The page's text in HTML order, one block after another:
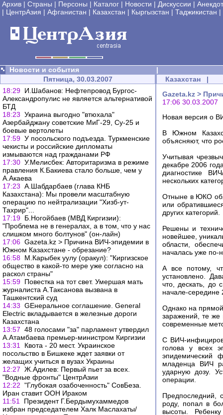
Архив | Страны | Персоны | Каталог | Новости | Дискуссии |
| ЦентрАзия | Афганистан | Казахстан | Кыргызстан | Таджикистан |
Новости и события
|
Пятница, 30.03.2007
18:29 И.Шабанов: Нефтепровод Бургос-
Александропулис не является альтернативой
БТД
18:23 Украина выгодно "втюхала"
Азербайджану советские МиГ-29, Су-25 и
боевые вертолеты
17:59 У посольского подъезда. Туркменские
чекисты и российские дипломаты
измываются над гражданами РФ
17:30 У.Мелисбек: Авторитаризма в режиме
правления К.Бакиева стало больше, чем у
А.Акаева
17:23 А.Шабдарбаев (глава КНБ
Казахстана): Мы провели масштабную
операцию по нейтрализации "Хизб-ут-
Тахрир"...
17:19 Б.Ногойбаев (МВД Киргизии):
"Проблема не в генералах, а в том, что у нас
слишком много болтунов" (он-лайн)
17:06 Gazeta.kz > Причина ВИЧ-эпидемии в
Южном Казахстане - обрезание?
16:58 М.Карыбек уулу (оракул): "Киргизское
общество в какой-то мере уже согласно на
раскол страны"
15:59 Повестка на тот свет. Умершая мать
журналиста А.Таксанова вызвана в
Ташкентский суд
14:33 GEнеральное соглашение. General
Electric вкладывается в железные дороги
Казахстана
13:57 48 голосами "за" парламент утвердил
А.Атамбаева премьер-министром Киргизии
13:31
Квота - 20 мест. Украинское
посольство в Бишкеке ждет заявки от
желащих учиться в вузах Украины
12:27 Ж.Адилев: Первый пьет за всех.
"Водные фронты" ЦентрАзии
12:22 "Глубокая озабоченность" СовБеза.
Иран ставит ООН Ираком
11:51
Президент Г.Бердымухаммедов
избран председателем Халк Маслахаты/
Казахстан |
Gazeta.kz >
17:06 30.03.2007
Новая версия о
В Южном
объясняют, что
Учитывая
декабре 2006
диагностике
нескольких
Отныне в ЮКО
или
других категорий.
Решены и
новейшее,
области,
началась уже по-
А все потому,
установлено.
что, дескать, до
начале-середине
Однако на
заражений, те же
современные
С ВИЧ-
голова у всех
эпидемический
младенца ВИЧ
ударную дозу.
операции.
Предпоследний,
роду, попал в
высоты.